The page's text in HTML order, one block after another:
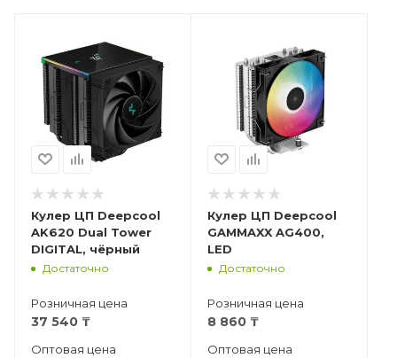
Кулер ЦП Deepcool
AK620 Dual Tower
DIGITAL, чёрный
Достаточно
Розничная цена
37 540 ₸
Оптовая цена
Кулер ЦП Deepcool
GAMMAXX AG400,
LED
Достаточно
Розничная цена
8 860 ₸
Оптовая цена